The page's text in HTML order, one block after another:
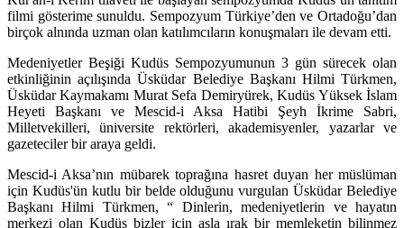
Kur'an-ı Kerim tilaveti ile başlayan sempozyumda Kudüs’ün tanıtım
filmi gösterime sunuldu. Sempozyum Türkiye’den ve Ortadoğu’dan
Medeniyetler Beşiği Kudüs Sempozyumunun 3 gün sürecek olan
etkinliğinin açılışında Üsküdar Belediye Başkanı Hilmi Türkmen,
Üsküdar Kaymakamı Murat Sefa Demiryürek, Kudüs Yüksek İslam
Heyeti Başkanı ve Mescid-i Aksa Hatibi Şeyh İkrime Sabri,
Milletvekilleri, üniversite rektörleri, akademisyenler, yazarlar ve
Mescid-i Aksa’nın mübarek toprağına hasret duyan her müslüman
için Kud üs'ün kutlu bir belde olduğunu vurgulanÜsküdar Belediye
Başkanı Hilmi Türkmen, “ Dinlerin, medeniyetlerin ve hayatın